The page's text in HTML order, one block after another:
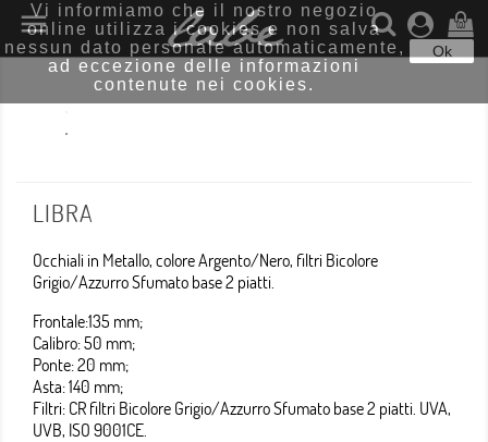
 (0)
LIBRA
Occhiali in Metallo, colore Argento/Nero, filtri Bicolore
Grigio/Azzurro Sfumato base 2 piatti.
Frontale:135 mm;
Calibro: 50 mm;
Ponte: 20 mm;
Asta: 140 mm;
Filtri: CR filtri Bicolore Grigio/Azzurro Sfumato base 2 piatti. UVA,
UVB, ISO 9001CE.
Vi informiamo che il nostro negozio
online utilizza i cookies e non salva
nessun dato personale automaticamente,
ad eccezione delle informazioni
contenute nei cookies.
Ok